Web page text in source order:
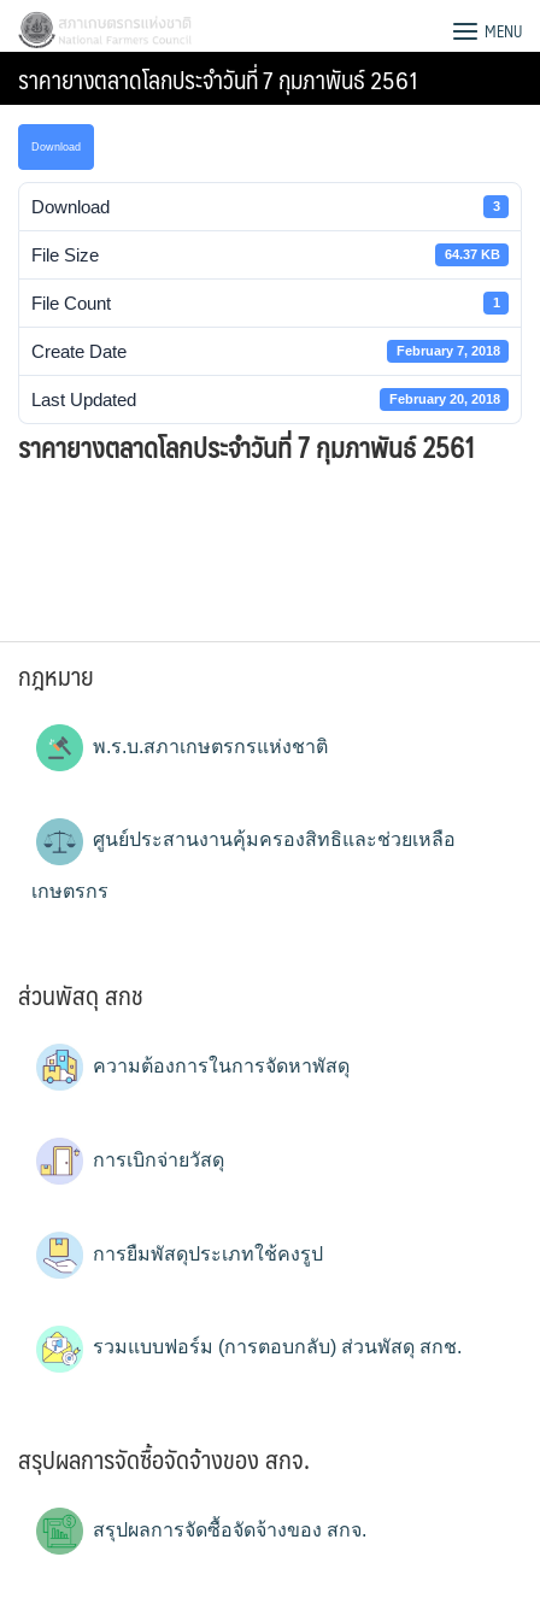
Skip
content
Search
สภาเกษตรกรแห่งชาติ MENU
ราคายางตลาดโลกประจำวันที่ 7 กุมภาพันธ์ 2561
Download
Download 3
File Size 64.37 KB
File Count 1
Create Date February 7, 2018
Last Updated February 20, 2018
ราคายางตลาดโลกประจำวันที่ 7 กุมภาพันธ์ 2561
กฎหมาย
พ.ร.บ.สภาเกษตรกรแห่งชาติ
ศูนย์ประสานงานคุ้มครองสิทธิและช่วยเหลือ
เกษตรกร
ส่วนพัสดุ สกช
ความต้องการในการจัดหาพัสดุ
การเบิกจ่ายวัสดุ
การยืมพัสดุประเภทใช้คงรูป
รวมแบบฟอร์ม (การตอบกลับ) ส่วนพัสดุ สกช.
สรุปผลการจัดซื้อจัดจ้างของ สกจ.
สรุปผลการจัดซื้อจัดจ้างของ สกจ.